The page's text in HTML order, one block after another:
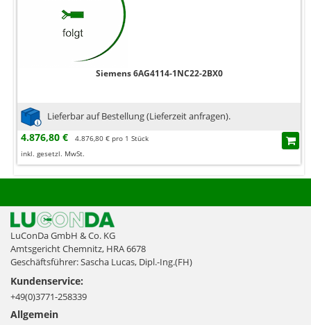
Siemens 6AG4114-1NC22-2BX0
Lieferbar auf Bestellung (Lieferzeit anfragen).
4.876,80 €
4.876,80 € pro 1 Stück
inkl. gesetzl. MwSt.
LuConDa GmbH & Co. KG
Amtsgericht Chemnitz, HRA 6678
Geschäftsführer: Sascha Lucas, Dipl.-Ing.(FH)
Kundenservice:
+49(0)3771-258339
Allgemein